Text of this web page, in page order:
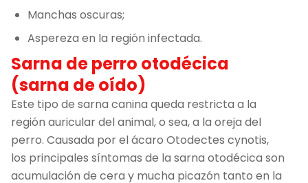
Manchas oscuras;
Aspereza en la región infectada.
Sarna de perro otodécica
(sarna de oído)
Este tipo de sarna canina queda restricta a la
región auricular del animal, o sea, a la oreja del
perro. Causada por el ácaro Otodectes cynotis,
los principales síntomas de la sarna otodécica son
acumulación de cera y mucha picazón tanto en la